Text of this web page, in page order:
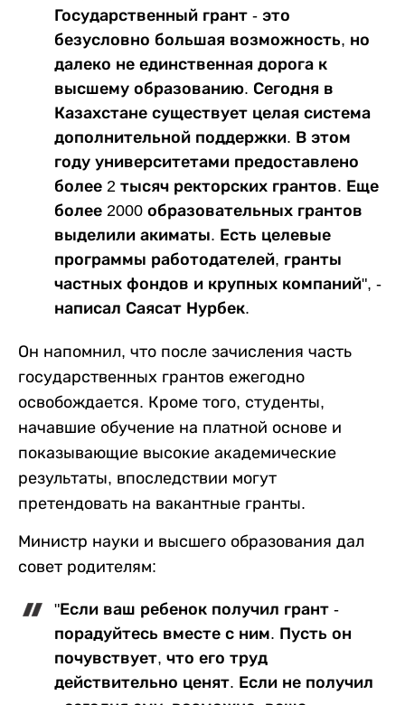
Государственный грант - это
безусловно большая возможность, но
далеко не единственная дорога к
высшему образованию. Сегодня в
Казахстане существует целая система
дополнительной поддержки. В этом
году университетами предоставлено
более 2 тысяч ректорских грантов. Еще
более 2000 образовательных грантов
выделили акиматы. Есть целевые
программы работодателей, гранты
частных фондов и крупных компаний", -
написал Саясат Нурбек.
Он напомнил, что после зачисления часть
государственных грантов ежегодно
освобождается. Кроме того, студенты,
начавшие обучение на платной основе и
показывающие высокие академические
результаты, впоследствии могут
претендовать на вакантные гранты.
Министр науки и высшего образования дал
совет родителям:
"Если ваш ребенок получил грант -
порадуйтесь вместе с ним. Пусть он
почувствует, что его труд
действительно ценят. Если не получил